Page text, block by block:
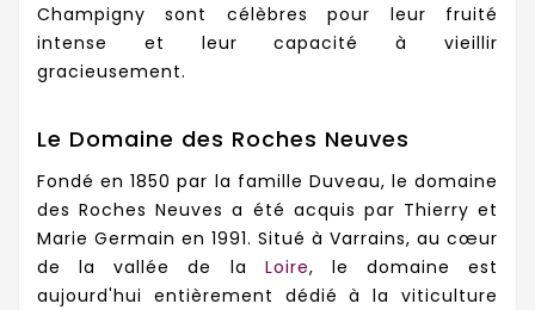
Champigny sont célèbres pour leur fruité
intense et leur capacité à vieillir
gracieusement.
Le Domaine des Roches Neuves
Fondé en 1850 par la famille Duveau, le domaine
des Roches Neuves a été acquis par Thierry et
Marie Germain en 1991. Situé à Varrains, au cœur
de la vallée de la Loire, le domaine est
aujourd'hui entièrement dédié à la viticulture